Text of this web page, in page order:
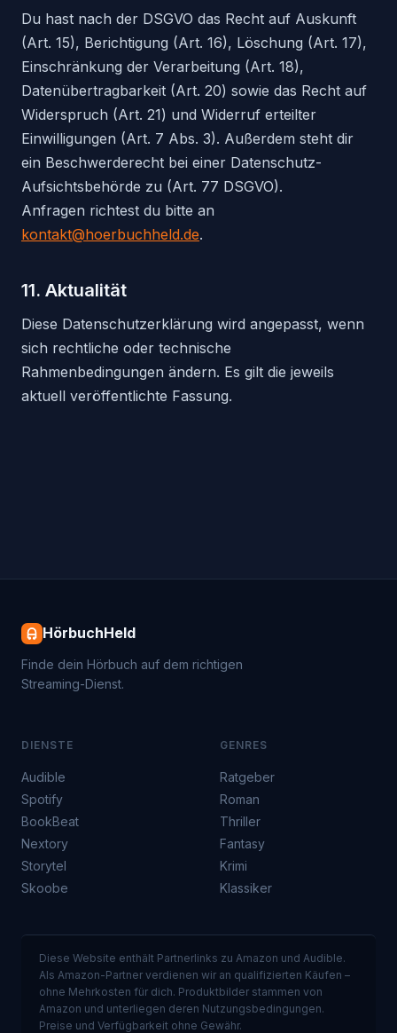
Du hast nach der DSGVO das Recht auf Auskunft
(Art. 15), Berichtigung (Art. 16), Löschung (Art. 17),
Einschränkung der Verarbeitung (Art. 18),
Datenübertragbarkeit (Art. 20) sowie das Recht auf
Widerspruch (Art. 21) und Widerruf erteilter
Einwilligungen (Art. 7 Abs. 3). Außerdem steht dir
ein Beschwerderecht bei einer Datenschutz-
Aufsichtsbehörde zu (Art. 77 DSGVO).
Anfragen richtest du bitte an
kontakt@hoerbuchheld.de.
11. Aktualität
Diese Datenschutzerklärung wird angepasst, wenn
sich rechtliche oder technische
Rahmenbedingungen ändern. Es gilt die jeweils
aktuell veröffentlichte Fassung.
HörbuchHeld
Finde dein Hörbuch auf dem richtigen
Streaming-Dienst.
DIENSTE
Audible
Spotify
BookBeat
Nextory
Storytel
Skoobe
GENRES
Ratgeber
Roman
Thriller
Fantasy
Krimi
Klassiker
Diese Website enthält Partnerlinks zu Amazon und Audible.
Als Amazon-Partner verdienen wir an qualifizierten Käufen –
ohne Mehrkosten für dich. Produktbilder stammen von
Amazon und unterliegen deren Nutzungsbedingungen.
Preise und Verfügbarkeit ohne Gewähr.